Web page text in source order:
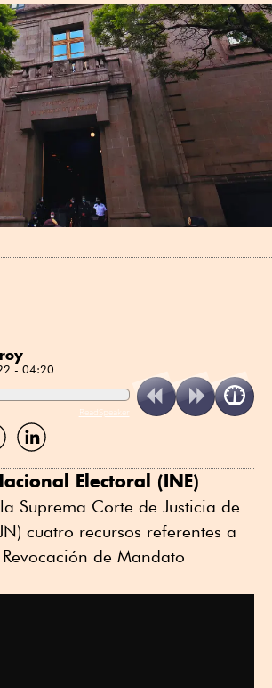
- 04:20
ReadSpeaker
Compartir
por
Electoral (INE)
Suprema Corte de Justicia de
cuatro recursos referentes a
de Mandato